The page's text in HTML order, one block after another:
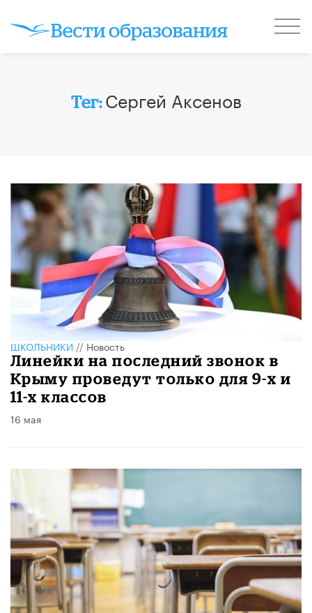
Тег:Сергей Аксенов
ШКОЛЬНИКИ //Новость
Линейки на последний звонок в
Крыму проведут только для 9-х и
11-х классов
16 мая